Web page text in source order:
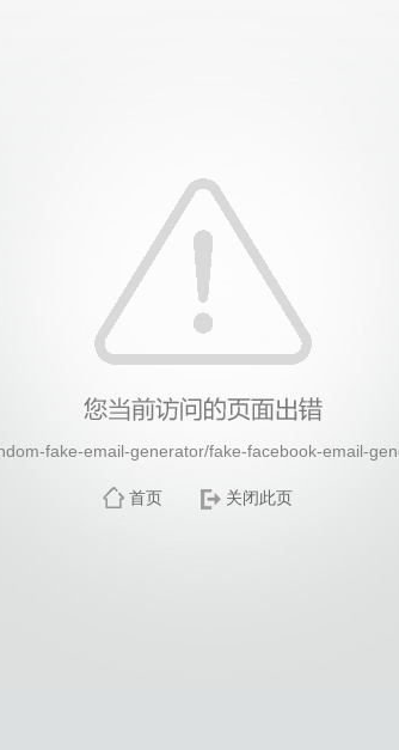
fake-email-generator/fake-facebook-email-
首页 关闭此页